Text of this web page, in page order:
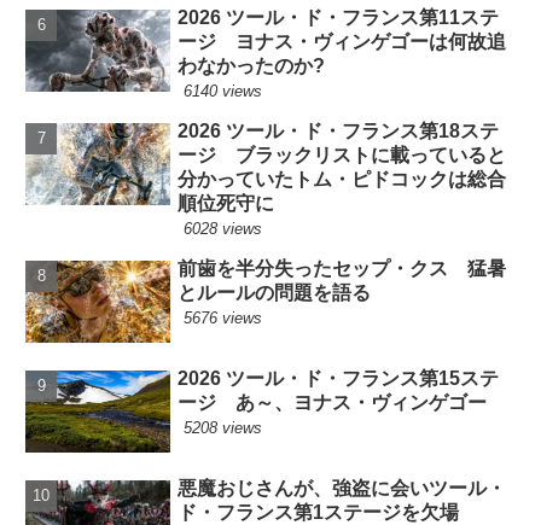
2026 ツール・ド・フランス第11ステ
ージ ヨナス・ヴィンゲゴーは何故追
わなかったのか?
6140 views
2026 ツール・ド・フランス第18ステ
ージ ブラックリストに載っていると
分かっていたトム・ピドコックは総合
順位死守に
6028 views
前歯を半分失ったセップ・クス 猛暑
とルールの問題を語る
5676 views
2026 ツール・ド・フランス第15ステ
ージ あ～、ヨナス・ヴィンゲゴー
5208 views
悪魔おじさんが、強盗に会いツール・
ド・フランス第1ステージを欠場